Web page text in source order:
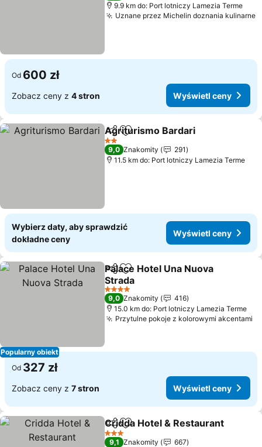
9.9 km do: Port lotniczy Lamezia Terme
Uznane przez Michelin doznania kulinarne
Od 600 zł
Zobacz ceny z 4 stron Wyświetl ceny
UdostępnijDodaj do ulubionych
Agriturismo Bardari
2 Kategoria
9,0 Znakomity
291
11.5 km do: Port lotniczy Lamezia Terme
Wybierz daty, aby sprawdzić
dokładne ceny
Wyświetl ceny
Popularny obiekt
Udostępnij
Dodaj do ulubionych
Palace Hotel Una Nuova
Strada
Wyświetl ceny
4 Kategoria
9,0 Znakomity
416
15.0 km do: Port lotniczy Lamezia Terme
Przytulne pokoje z kolorowymi akcentami
Od 327 zł
Zobacz ceny z 7 stron Wyświetl ceny
Udostępnij
Dodaj do ulubionych
Cridda Hotel & Restaurant
3 Kategoria
9,1 Znakomity
667